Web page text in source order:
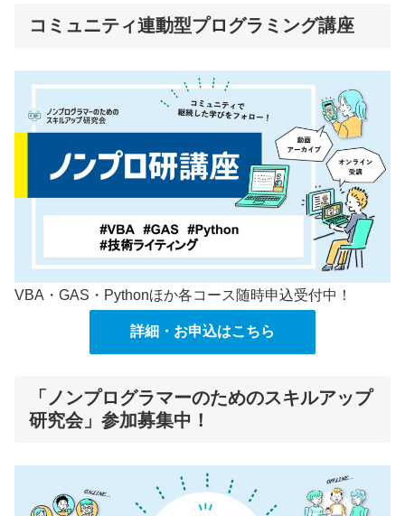
コミュニティ連動型プログラミング講座
VBA・GAS・Pythonほか各コース随時申込受付中！
詳細・お申込はこちら
「ノンプログラマーのためのスキルアップ
研究会」参加募集中！